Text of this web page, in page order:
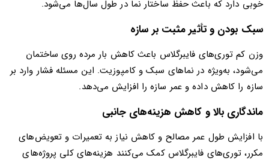
خوبی دارد که باعث حفظ ساختار نما در طول سال‌ها می‌شود.
سبک بودن و تأثیر مثبت بر سازه
وزن کم توری‌های فایبرگلاس باعث کاهش بار مرده روی ساختمان
می‌شود، به‌ویژه در نماهای سبک و کامپوزیت. این مسئله فشار وارد بر
سازه را کاهش داده و عمر سازه را افزایش می‌دهد.
ماندگاری بالا و کاهش هزینه‌های جانبی
با افزایش طول عمر مصالح و کاهش نیاز به تعمیرات و تعویض‌های
مکرر، توری‌های فایبرگلاس کمک می‌کنند هزینه‌های کلی پروژه‌های